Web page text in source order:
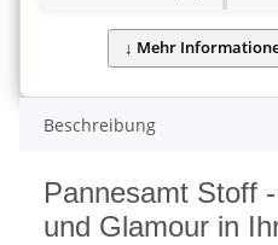
Beschreibung
Pannesamt Stoff
und Glamour in